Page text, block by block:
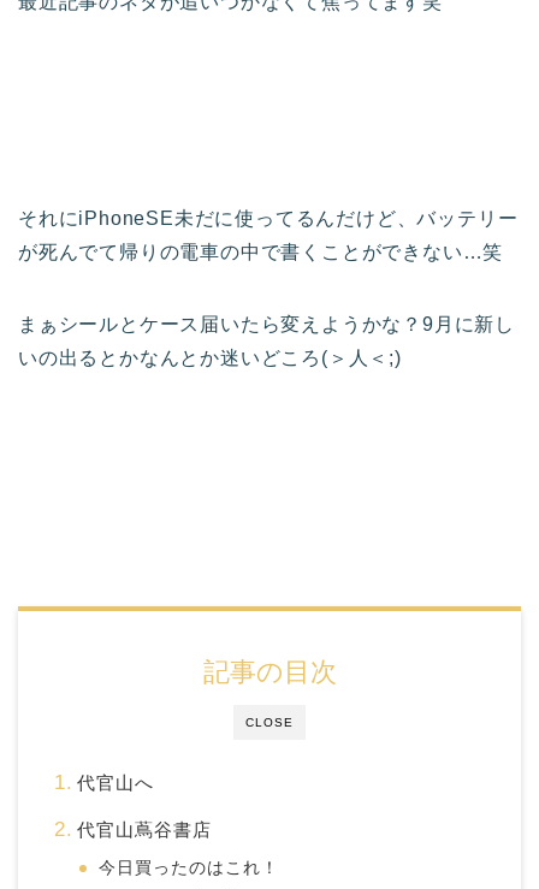
それにiPhoneSE未だに使ってるんだけど、バッテリー
が死んでて帰りの電車の中で書くことができない…笑
まぁシールとケース届いたら変えようかな？9月に新し
いの出るとかなんとか迷いどころ(＞人＜;)
CLOSE
記事の目次
代官山へ
代官山蔦谷書店
今日買ったのはこれ！